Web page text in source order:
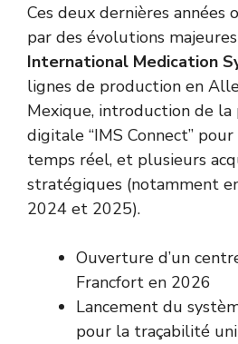
Ces deux dernières années
par des évolutions
International Medication
lignes de production en
Mexique, introduction de
digitale “IMS Connect”
temps réel, et plusieurs
stratégiques (notamment
2024 et 2025).
Ouverture d’un
Francfort en 2026
Lancement du
pour la traçabilité